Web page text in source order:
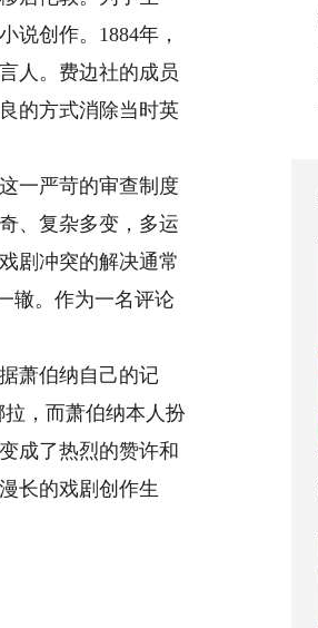
说创作。1884年，
人。费边社的成员
的方式消除当时英
一严苛的审查制度
、复杂多变，多运
剧冲突的解决通常
辙。作为一名评论
萧伯纳自己的记
，而萧伯纳本人扮
成了热烈的赞许和
长的戏剧创作生